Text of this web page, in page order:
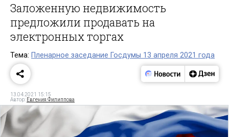
Заложенную недвижимость
предложили продавать на
электронных торгах
Тема: Пленарное заседание Госдумы 13 апреля 2021 года
13.04.2021 15:15
Автор: Евгения Филиппова